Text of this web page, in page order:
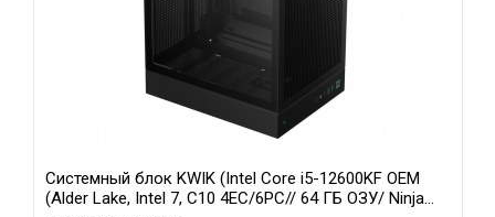
Системный блок KWIK (Intel Core i5-12600KF OEM
(Alder Lake, Intel 7, C10 4EC/6PC// 64 ГБ ОЗУ/ Ninja